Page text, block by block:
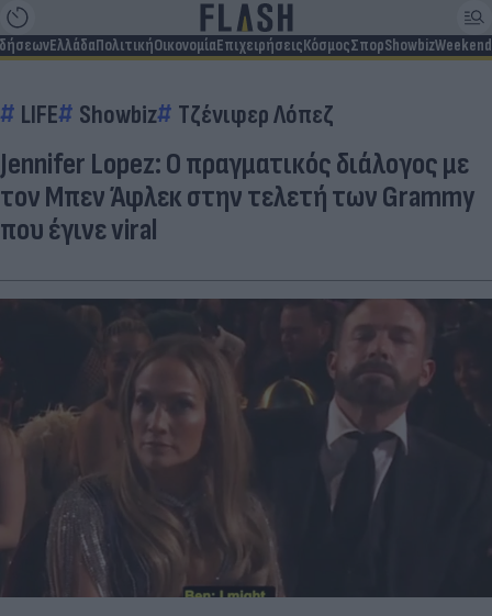
ΕλλάδαΠολιτικήΟικονομίαΕπιχειρήσειςΚόσμοςΣπορShowbizWeekend
LIFE Showbiz Τζένιφερ Λόπεζ
Jennifer Lopez: Ο πραγματικός διάλογος με
τον Μπεν Άφλεκ στην τελετή των Grammy
που έγινε viral